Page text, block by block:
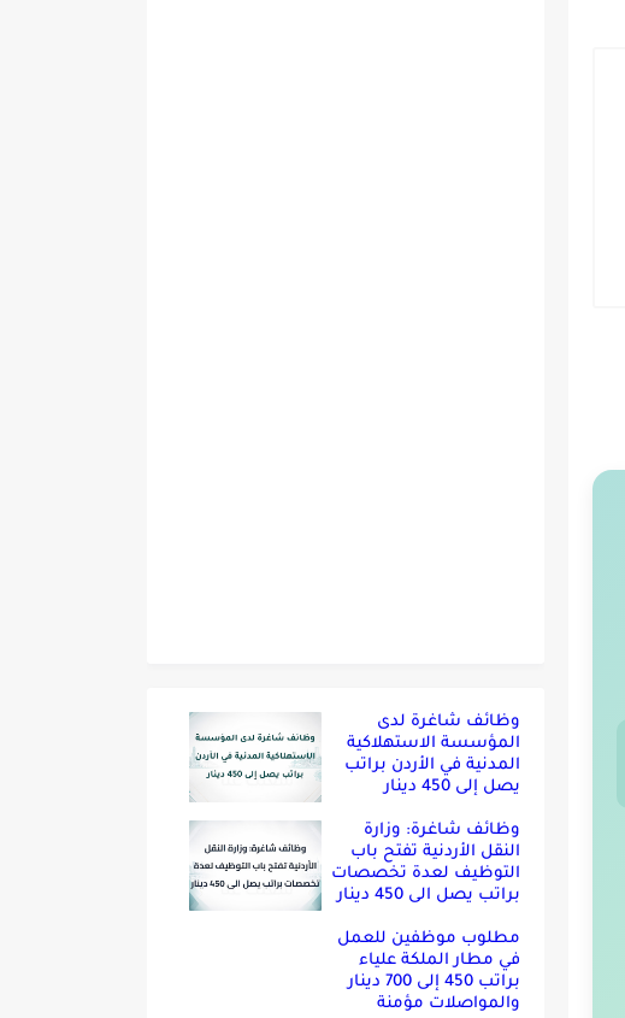
وظائف شاغرة لدى
المؤسسة الاستهلاكية
المدنية في الأردن براتب
يصل إلى 450 دينار
وظائف شاغرة: وزارة
النقل الأردنية تفتح باب
التوظيف لعدة تخصصات
براتب يصل الى 450 دينار
مطلوب موظفين للعمل
في مطار الملكة علياء
براتب 450 إلى 700 دينار
والمواصلات مؤمنة